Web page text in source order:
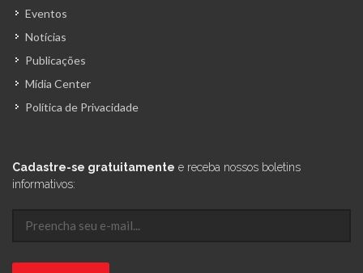
Eventos
Notícias
Publicações
Mídia Center
Política de Privacidade
Cadastre-se gratuitamente e receba nossos boletins
informativos: